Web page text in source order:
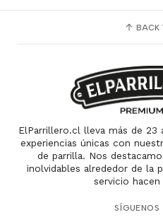
BACK
ElParrillero.cl lleva más de 23
experiencias únicas con
de parrilla. Nos
inolvidables alrededor de la
servicio
SÍGUENOS